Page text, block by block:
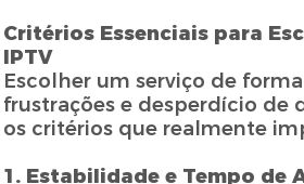
Critérios Essenciais para
IPTV
Escolher um serviço de
frustrações e desperdício de
os critérios que realmente
1. Estabilidade e Tempo de